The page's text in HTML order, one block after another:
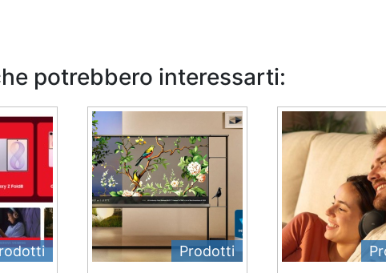
potrebbero interessarti:
Prodotti